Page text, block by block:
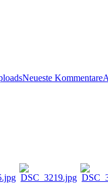
Neueste Kommentare